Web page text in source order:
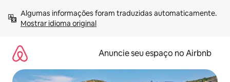
para
Mostrar idioma original
Anuncie seu espaço no Airbnb